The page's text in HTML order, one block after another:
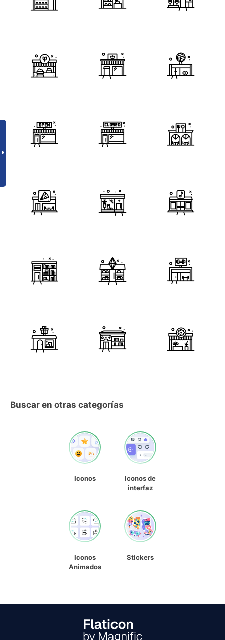
Buscar en otras categorías
Iconos
Iconos de
interfaz
Iconos
Animados
Stickers